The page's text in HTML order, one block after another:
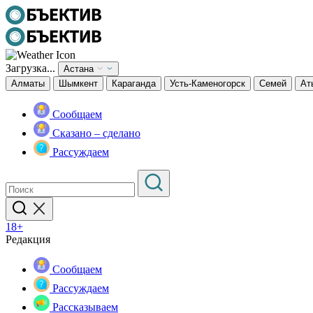
Загрузка...
Астана
Алматы
Шымкент Караганда Усть-Каменогорск Семей
Сообщаем
Сказано – сделано
Рассуждаем
18+
Редакция
Сообщаем
Рассуждаем
Рассказываем